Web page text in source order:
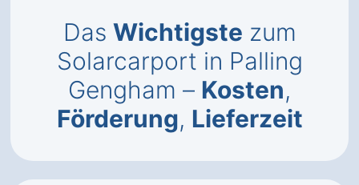
Das Wichtigste zum
Solarcarport in Palling
Gengham – Kosten,
Förderung, Lieferzeit